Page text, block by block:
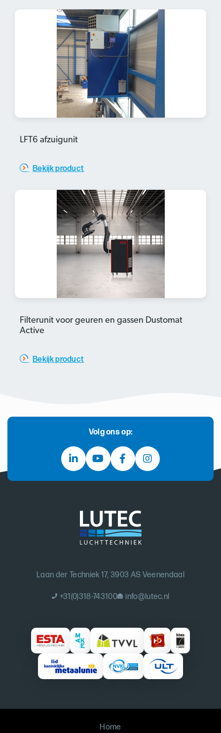
LFT6 afzuigunit
Bekijk product
Filterunit voor geuren en gassen Dustomat
Active
Bekijk product
Volg ons op:
Laan der Techniek 17, 3903 AS Veenendaal
+31(0)318-743100 info@lutec.nl
Home